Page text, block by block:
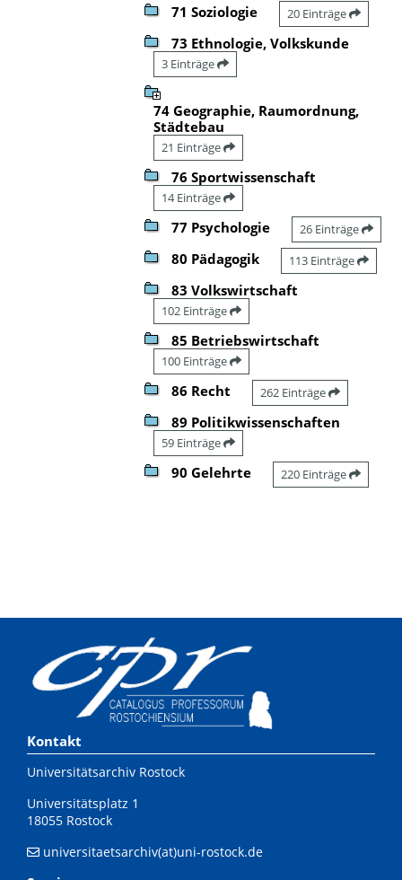
71 Soziologie 20 Einträge
73 Ethnologie, Volkskunde
3 Einträge
74 Geographie, Raumordnung,
Städtebau
21 Einträge
76 Sportwissenschaft
14 Einträge
77 Psychologie 26 Einträge
80 Pädagogik 113 Einträge
83 Volkswirtschaft
102 Einträge
85 Betriebswirtschaft
100 Einträge
86 Recht 262 Einträge
89 Politikwissenschaften
59 Einträge
90 Gelehrte 220 Einträge
Kontakt
Universitätsarchiv Rostock
Universitätsplatz 1
18055 Rostock
universitaetsarchiv(at)uni-rostock.de